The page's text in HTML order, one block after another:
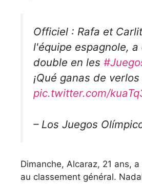
Officiel : Rafa et
l'équipe espagnole,
double en les
¡Qué ganas de
pic.twitter.com/
– Los Juegos
Dimanche, Alcaraz, 21 ans,
au classement général.